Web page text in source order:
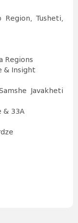
Tusheti,
Regions
& Insight
Javakheti
& 33A